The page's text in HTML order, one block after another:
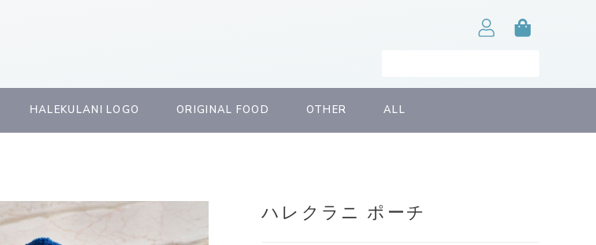
HALEKULANI LOGO ORIGINAL FOOD OTHER ALL
ハレクラニ ポーチ